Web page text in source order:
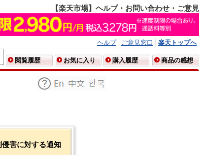
【楽天市場】ヘルプ・お問い合わせ・ご意見
ヘルプ ご意見窓口
楽天トップへ
閲覧履歴 お気に入り 購入履歴 商品の感想
侵害に対する通知